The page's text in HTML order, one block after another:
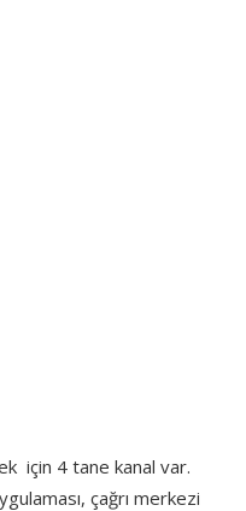
için 4 tane kanal var.
çağrı merkezi